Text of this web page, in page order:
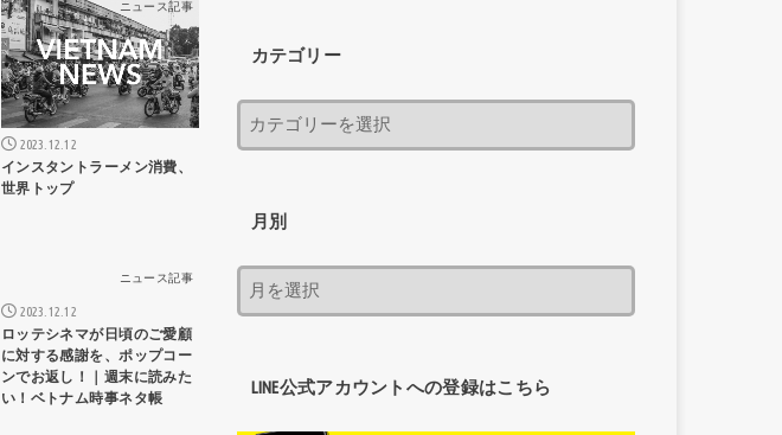
ニュース記事
2023.12.12
インスタントラーメン消費、
世界トップ
ニュース記事
2023.12.12
ロッテシネマが日頃のご愛顧
に対する感謝を、ポップコー
ンでお返し！｜週末に読みた
い！ベトナム時事ネタ帳
カテゴリー
月別
LINE公式アカウントへの登録はこちら